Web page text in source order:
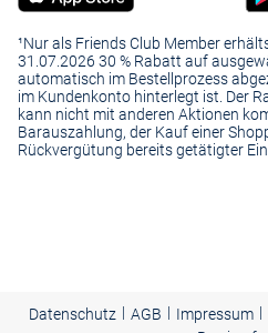
¹Nur als Friends Club Member
31.07.2026 30 % Rabatt auf
automatisch im Bestellprozess
im Kundenkonto hinterlegt ist. Der
kann nicht mit anderen Aktionen
Barauszahlung, der Kauf einer
Rückvergütung bereits getätigter
Datenschutz | AGB | Impressum |